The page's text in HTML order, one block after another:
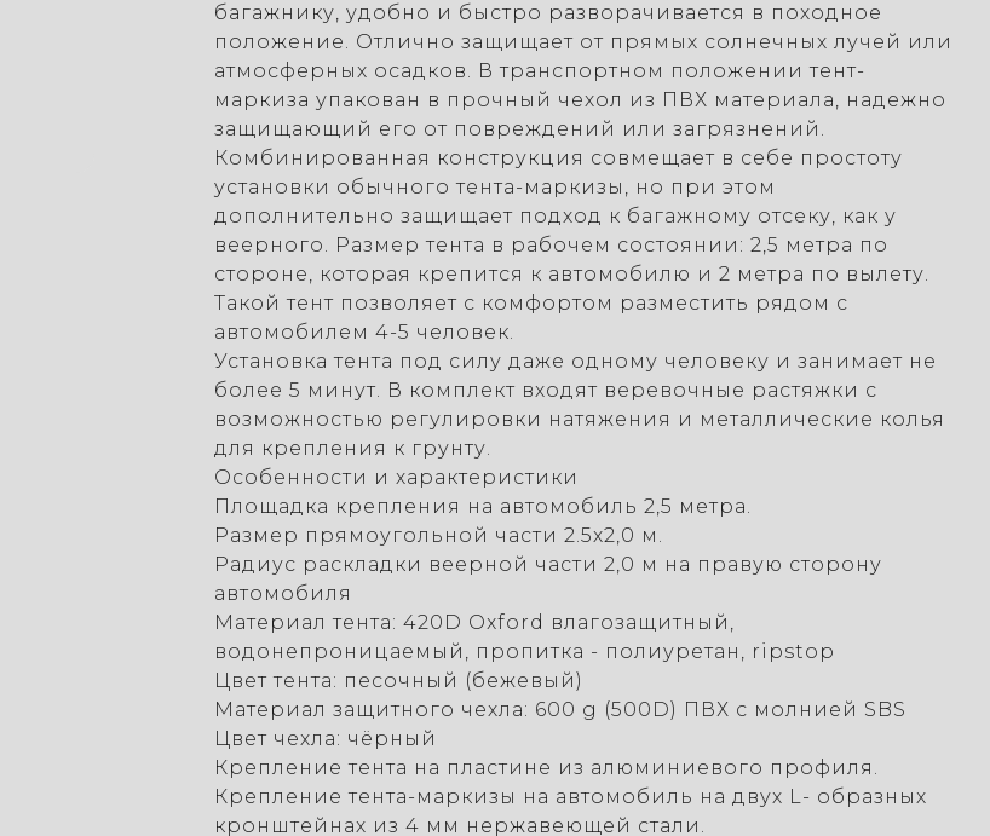
багажнику, удобно и быстро разворачивается в походное
положение. Отлично защищает от прямых солнечных лучей или
атмосферных осадков. В транспортном положении тент-
маркиза упакован в прочный чехол из ПВХ материала, надежно
защищающий его от повреждений или загрязнений.
Комбинированная конструкция совмещает в себе простоту
установки обычного тента-маркизы, но при этом
дополнительно защищает подход к багажному отсеку, как у
веерного. Размер тента в рабочем состоянии: 2,5 метра по
стороне, которая крепится к автомобилю и 2 метра по вылету.
Такой тент позволяет с комфортом разместить рядом с
автомобилем 4-5 человек.
Установка тента под силу даже одному человеку и занимает не
более 5 минут. В комплект входят веревочные растяжки с
возможностью регулировки натяжения и металлические колья
для крепления к грунту.
Особенности и характеристики
Площадка крепления на автомобиль 2,5 метра.
Размер прямоугольной части 2.5х2,0 м.
Радиус раскладки веерной части 2,0 м на правую сторону
автомобиля
Материал тента: 420D Oxford влагозащитный,
водонепроницаемый, пропитка - полиуретан, ripstop
Цвет тента: песочный (бежевый)
Материал защитного чехла: 600 g (500D) ПВХ с молнией SBS
Цвет чехла: чёрный
Крепление тента на пластине из алюминиевого профиля.
Крепление тента-маркизы на автомобиль на двух L- образных
кронштейнах из 4 мм нержавеющей стали.